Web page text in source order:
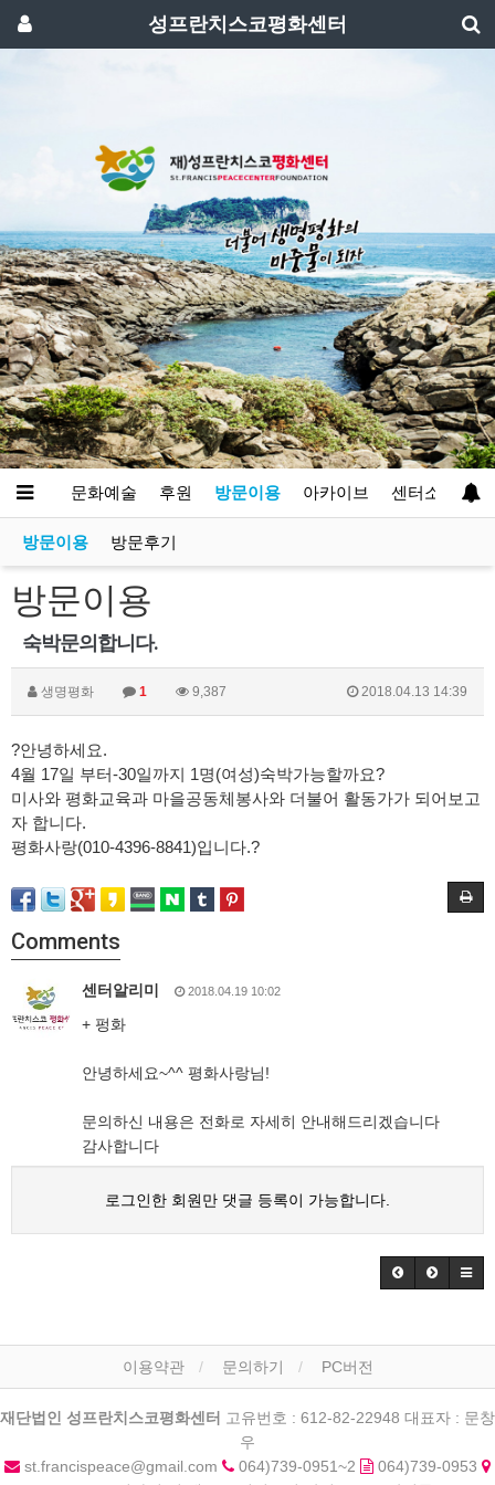
성프란치스코평화센터
영성 문화예술 후원 방문이용 아카이브 센터소개
방문이용 방문후기
방문이용
숙박문의합니다.
생명평화 1 9,387 2018.04.13 14:39
?안녕하세요.
4월 17일 부터-30일까지 1명(여성)숙박가능할까요?
미사와 평화교육과 마을공동체봉사와 더불어 활동가가 되어보고
자 합니다.
평화사랑(010-4396-8841)입니다.?
Comments
센터알리미 2018.04.19 10:02
+ 펑화
안녕하세요~^^ 평화사랑님!
문의하신 내용은 전화로 자세히 안내해드리겠습니다
감사합니다
로그인한 회원만 댓글 등록이 가능합니다.
이용약관 문의하기 PC버전
재단법인 성프란치스코평화센터 고유번호 : 612-82-22948 대표자 : 문창
우
st.francispeace@gmail.com
064)739-0951~2
064)739-0953